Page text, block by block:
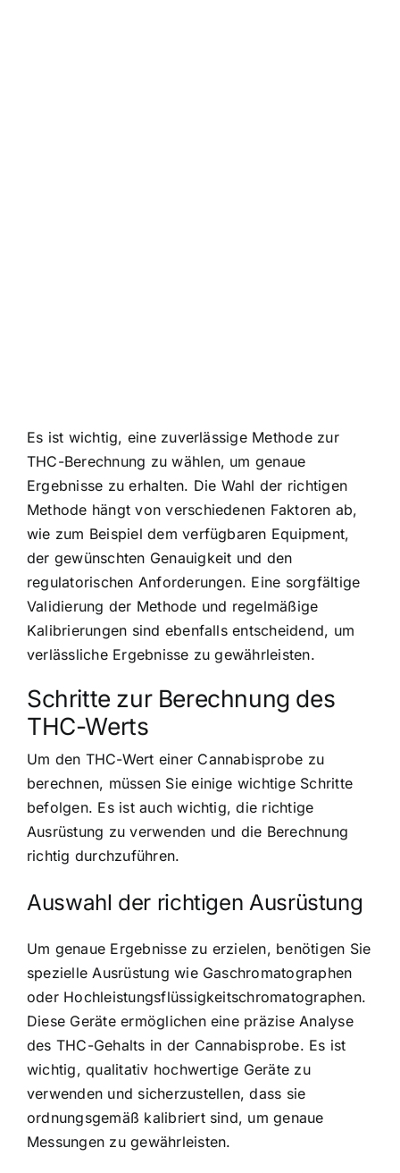
Es ist wichtig, eine zuverlässige Methode zur
THC-Berechnung zu wählen, um genaue
Ergebnisse zu erhalten. Die Wahl der richtigen
Methode hängt von verschiedenen Faktoren ab,
wie zum Beispiel dem verfügbaren Equipment,
der gewünschten Genauigkeit und den
regulatorischen Anforderungen. Eine sorgfältige
Validierung der Methode und regelmäßige
Kalibrierungen sind ebenfalls entscheidend, um
verlässliche Ergebnisse zu gewährleisten.
Schritte zur Berechnung des
THC-Werts
Um den THC-Wert einer Cannabisprobe zu
berechnen, müssen Sie einige wichtige Schritte
befolgen. Es ist auch wichtig, die richtige
Ausrüstung zu verwenden und die Berechnung
richtig durchzuführen.
Auswahl der richtigen Ausrüstung
Um genaue Ergebnisse zu erzielen, benötigen Sie
spezielle Ausrüstung wie Gaschromatographen
oder Hochleistungsflüssigkeitschromatographen.
Diese Geräte ermöglichen eine präzise Analyse
des THC-Gehalts in der Cannabisprobe. Es ist
wichtig, qualitativ hochwertige Geräte zu
verwenden und sicherzustellen, dass sie
ordnungsgemäß kalibriert sind, um genaue
Messungen zu gewährleisten.